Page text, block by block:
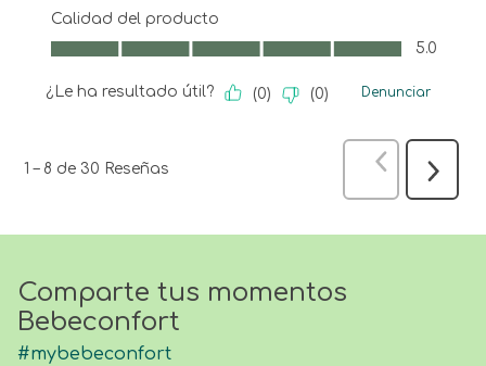
Comparte tus momentos
Bebeconfort
#mybebeconfort
Calidad del producto
Calidad del producto, 5.0 de 5
5.0
¿Le ha resultado útil? (0) (0) Denunciar
1 – 8 de 30 Reseñas Anterior
Reseñas